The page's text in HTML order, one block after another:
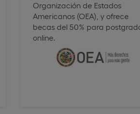
Organización de Estados
Americanos (OEA), y ofrece
becas del 50% para
online.